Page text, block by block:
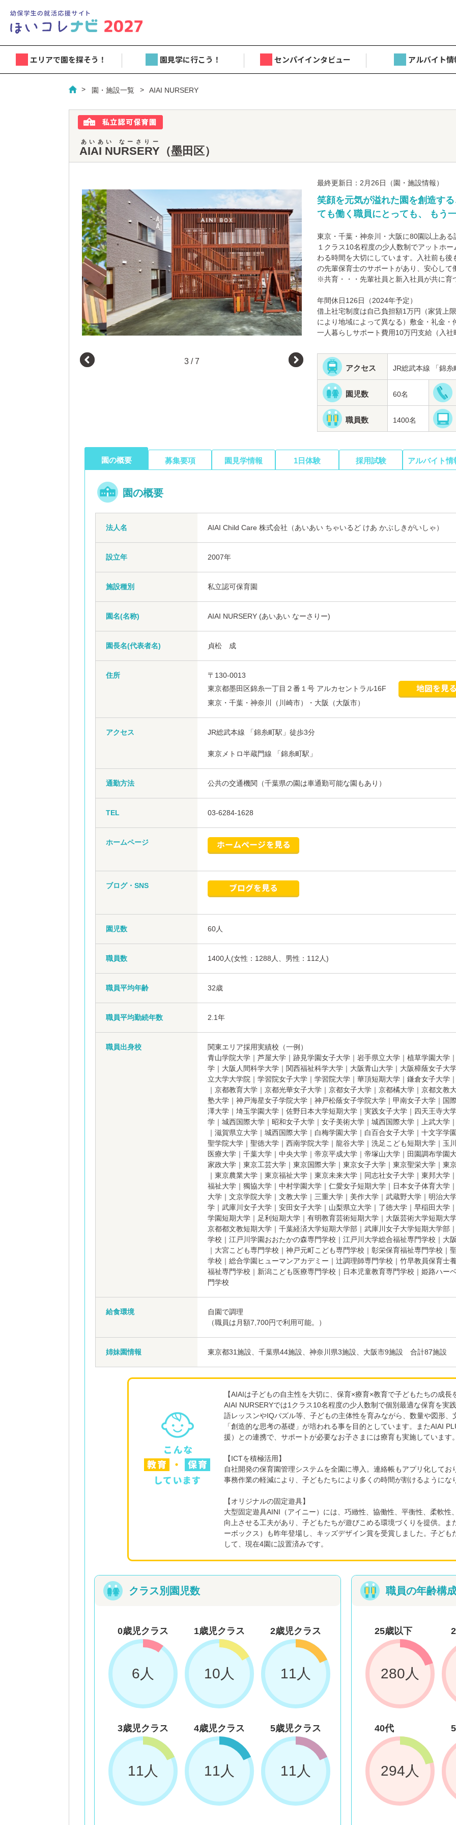
エリアで園を探そう！ 園見学に行こう！ センパイインタビュー アルバイト情
園・施設一覧 AIAI NURSERY
AIAI NURSERY
あいあい なーさりー
（墨田区）
3 /7
最終更新日：2月26日（園・施設情報）
笑顔を元気が溢れた園を創造す
ても働く職員にとっても、 もう
東京・千葉・神奈川・大阪に80園以上あ
１クラス10名程度の少人数制でアットホ
わる時間を大切にしています。入社前も
の先輩保育士のサポートがあり、安心して
※共育・・・先輩社員と新入社員が共に育
年間休日126日（2024年予定）
借上社宅制度は自己負担額1万円（家賃
により地域によって異なる）敷金・礼金・
一人暮らしサポート費用10万円支給（入
アクセス JR総武本線 「錦糸
園児数 60名
職員数 1400名
園の概要 募集要項 園見学情報 1日体験 採用試験 アルバイト情
園の概要
法人名 AIAI Child Care 株式会社（あいあい ちゃいるど けあ かぶしきがいしゃ）
設立年 2007年
施設種別 私立認可保育園
園名(名称) AIAI NURSERY (あいあい なーさりー)
園長名(代表者名) 貞松 成
住所
〒130-0013
東京都墨田区錦糸一丁目２番１号 アルカセントラル16F
東京・千葉・神奈川（川崎市）・大阪（大阪市）
アクセス JR総武本線 「錦糸町駅」徒歩3分
東京メトロ半蔵門線 「錦糸町駅」
通勤方法 公共の交通機関（千葉県の園は車通勤可能な園もあり）
TEL 03-6284-1628
ホームページ
ブログ・SNS
園児数 60人
職員数 1400人(女性：1288人、男性：112人)
職員平均年齢 32歳
職員平均勤続年数 2.1年
職員出身校
関東エリア採用実績校（一例）
青山学院大学｜芦屋大学｜跡見学園女子大学｜岩手県立大学｜植草学園大学
学｜大阪人間科学大学｜関西福祉科学大学｜大阪青山大学｜大阪樟蔭女子大
立大学大学院｜学習院女子大学｜学習院大学｜華頂短期大学｜鎌倉女子大学
｜京都教育大学｜京都光華女子大学｜京都女子大学｜京都橘大学｜京都文教
塾大学｜神戸海星女子学院大学｜神戸松蔭女子学院大学｜甲南女子大学｜国
澤大学｜埼玉学園大学｜佐野日本大学短期大学｜実践女子大学｜四天王寺大
学｜城西国際大学｜昭和女子大学｜女子美術大学｜城西国際大学｜上武大学
｜滋賀県立大学｜城西国際大学｜白梅学園大学｜白百合女子大学｜十文字学
聖学院大学｜聖徳大学｜西南学院大学｜龍谷大学｜洗足こども短期大学｜玉
医療大学｜千葉大学｜中央大学｜帝京平成大学｜帝塚山大学｜田園調布学園
家政大学｜東京工芸大学｜東京国際大学｜東京女子大学｜東京聖栄大学｜東
｜東京農業大学｜東京福祉大学｜東京未来大学｜同志社女子大学｜東邦大学
福祉大学｜獨協大学｜中村学園大学｜仁愛女子短期大学｜日本女子体育大学
大学｜文京学院大学｜文教大学｜三重大学｜美作大学｜武蔵野大学｜明治大
学｜武庫川女子大学｜安田女子大学｜山梨県立大学｜了徳大学｜早稲田大学
学園短期大学｜足利短期大学｜有明教育芸術短期大学｜大阪芸術大学短期大
京都都文教短期大学｜千葉経済大学短期大学部｜武庫川女子大学短期大学部
学校｜江戸川学園おおたかの森専門学校｜江戸川大学総合福祉専門学校｜大
｜大宮こども専門学校｜神戸元町こども専門学校｜彰栄保育福祉専門学校｜
学校｜総合学園ヒューマンアカデミー｜辻調理師専門学校｜竹早教員保育士
福祉専門学校｜新潟こども医療専門学校｜日本児童教育専門学校｜姫路ハー
門学校
給食環境
自園で調理
（職員は月額7,700円で利用可能。）
姉妹園情報 東京都31施設、千葉県44施設、神奈川県3施設、大阪市9施設 合計87施設
【AIAIは子どもの自主性を大切に、保育×療育×教育で子どもたちの成長
AIAI NURSERYでは1クラス10名程度の少人数制で個別最適な保育を実
語レッスンやIQパズル等、子どもの主体性を育みながら、数量や図形
「創造的な思考の基礎」が培われる事を目的としています。またAIAI
援）との連携で、サポートが必要なお子さまには療育も実施しています
【ICTを積極活用】
自社開発の保育園管理システムを全園に導入。連絡帳もアプリ化してお
事務作業の軽減により、子どもたちにより多くの時間が割けるようにな
【オリジナルの固定遊具】
大型固定遊具AINI（アイニー）には、巧緻性、協働性、平衡性、柔軟性
向上させる工夫があり、子どもたちが遊びこめる環境づくりを提供。ま
ーボックス）も昨年登場し、キッズデザイン賞を受賞しました。子ども
して、現在4園に設置済みです。
クラス別園児数
0歳児クラス
6人
1歳児クラス
10人
2歳児クラス
11人
3歳児クラス
11人
4歳児クラス
11人
5歳児クラス
11人
職員の年齢構
25歳以下
280人
40代
294人